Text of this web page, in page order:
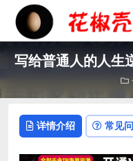
写给普通人的人生
详情介绍 常见